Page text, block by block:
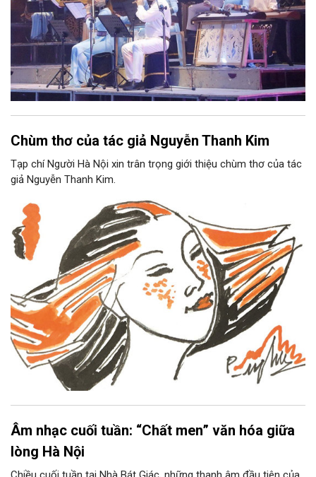
Chùm thơ của tác giả Nguyễn Thanh Kim
Tạp chí Người Hà Nội xin trân trọng giới thiệu chùm thơ của tác
giả Nguyễn Thanh Kim.
Âm nhạc cuối tuần: “Chất men” văn hóa giữa
lòng Hà Nội